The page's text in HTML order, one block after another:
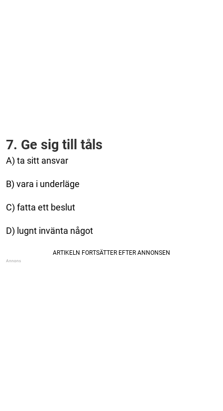
7. Ge sig till tåls
A) ta sitt ansvar
B) vara i underläge
C) fatta ett beslut
D) lugnt invänta något